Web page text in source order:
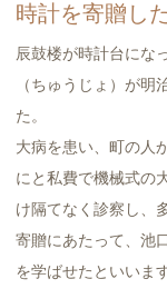
時計を寄贈し
辰鼓楼が時計台にな
（ちゅうじょ）が
た。
大病を患い、町の人
にと私費で機械式の
け隔てなく診察し、
寄贈にあたって、池
を学ばせたといいま